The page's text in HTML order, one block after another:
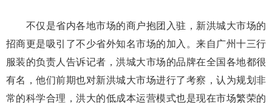
不仅是省内各地市场的商户抱团入驻，新洪城大市场的
招商更是吸引了不少省外知名市场的加入。来自广州十三行
服装的负责人告诉记者，洪城大市场的品牌在全国各地都很
有名，他们前期也对新洪城大市场进行了考察，认为规划非
常的科学合理，洪大的低成本运营模式也是现在市场繁荣的